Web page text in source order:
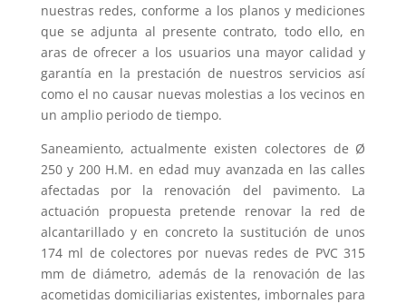
nuestras redes, conforme a los planos y mediciones
que se adjunta al presente contrato, todo ello, en
aras de ofrecer a los usuarios una mayor calidad y
garantía en la prestación de nuestros servicios así
como el no causar nuevas molestias a los vecinos en
un amplio periodo de tiempo.
Saneamiento, actualmente existen colectores de Ø
250 y 200 H.M. en edad muy avanzada en las calles
afectadas por la renovación del pavimento. La
actuación propuesta pretende renovar la red de
alcantarillado y en concreto la sustitución de unos
174 ml de colectores por nuevas redes de PVC 315
mm de diámetro, además de la renovación de las
acometidas domiciliarias existentes, imbornales para